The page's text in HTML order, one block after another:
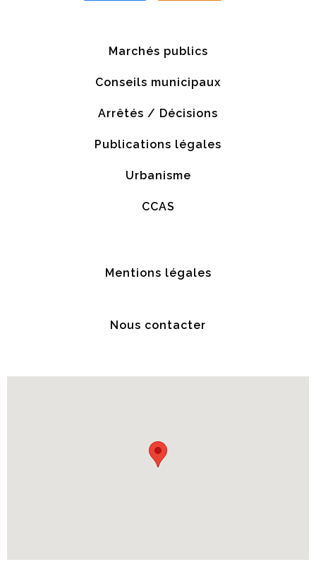
Marchés publics
Conseils municipaux
Arrêtés / Décisions
Publications légales
Urbanisme
CCAS
Mentions légales
Nous contacter